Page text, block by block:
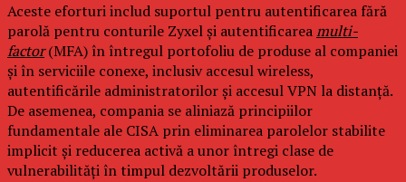
Aceste eforturi includ suportul pentru autentificarea fără
parolă pentru conturile Zyxel și autentificareamulti-
factor(MFA) în întregul portofoliu de produse al companiei
și în serviciile conexe, inclusiv accesul wireless,
autentificările administratorilor și accesul VPN la distanță.
De asemenea, compania se aliniază principiilor
fundamentale ale CISA prin eliminarea parolelor stabilite
implicit și reducerea activă a unor întregi clase de
vulnerabilități în timpul dezvoltării produselor.